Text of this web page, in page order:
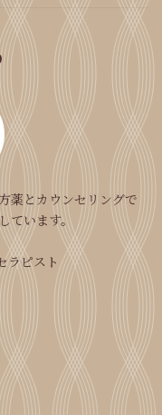
薬とカウンセリングで
ています。
ラピスト